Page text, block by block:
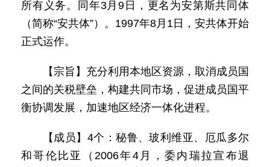
所有义务。同年3月9日，更名为安第斯共同体
（简称“安共体”）。1997年8月1日，安共体开始
正式运作。
【宗旨】充分利用本地区资源，取消成员国
之间的关税壁垒，构建共同市场，促进成员国平
衡协调发展，加速地区经济一体化进程。
【成员】4个：秘鲁、玻利维亚、厄瓜多尔
和哥伦比亚（2006年4月，委内瑞拉宣布退